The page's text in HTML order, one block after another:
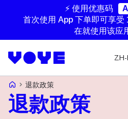
⚡ 使用优惠码
首次使用 App 下单即可享受
在就使用该应
ZH-
Voye Homepage
退款政策
退款政策